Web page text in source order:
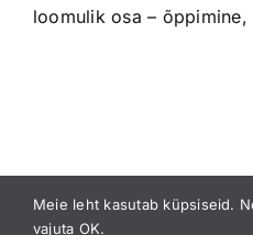
loomulik osa –
Meie leht kasutab küpsiseid.
vajuta OK.